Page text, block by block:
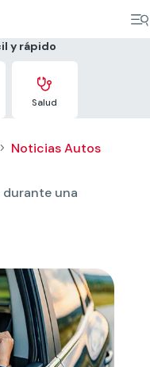
y rápido

Salud
5 Noticias Autos
durante una